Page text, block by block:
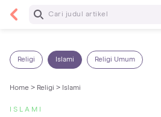
Baca Selanjutnya
Religi Islami Religi Umum
Home > Religi > Islami
ISLAMI